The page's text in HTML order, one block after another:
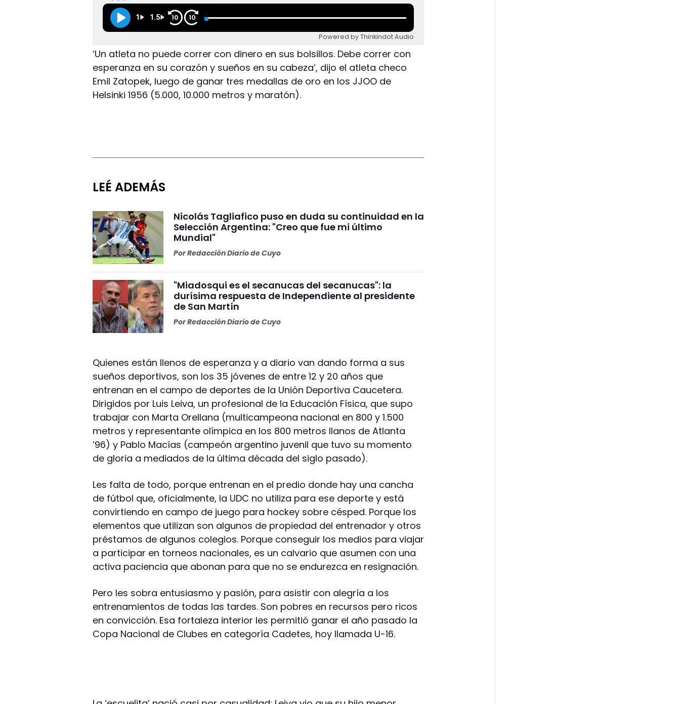
1 1.5 10 10
Powered by Thinkindot Audio
‘Un atleta no puede correr con dinero en sus bolsillos. Debe correr con
esperanza en su corazón y sueños en su cabeza’, dijo el atleta checo
Emil Zatopek, luego de ganar tres medallas de oro en los JJOO de
Helsinki 1956 (5.000, 10.000 metros y maratón).
LEÉ ADEMÁS
Nicolás Tagliafico puso en duda su continuidad en la
Selección Argentina: "Creo que fue mi último
Mundial"
PorRedacción Diario de Cuyo
"Miadosqui es el secanucas del secanucas": la
durísima respuesta de Independiente al presidente
de San Martín
PorRedacción Diario de Cuyo
Quienes están llenos de esperanza y a diario van dando forma a sus
sueños deportivos, son los 35 jóvenes de entre 12 y 20 años que
entrenan en el campo de deportes de la Unión Deportiva Caucetera.
Dirigidos por Luis Leiva, un profesional de la Educación Física, que supo
trabajar con Marta Orellana (multicampeona nacional en 800 y 1.500
metros y representante olímpica en los 800 metros llanos de Atlanta
’96) y Pablo Macías (campeón argentino juvenil que tuvo su momento
de gloria a mediados de la última década del siglo pasado).
Les falta de todo, porque entrenan en el predio donde hay una cancha
de fútbol que, oficialmente, la UDC no utiliza para ese deporte y está
convirtiendo en campo de juego para hockey sobre césped. Porque los
elementos que utilizan son algunos de propiedad del entrenador y otros
préstamos de algunos colegios. Porque conseguir los medios para viajar
a participar en torneos nacionales, es un calvario que asumen con una
activa paciencia que abonan para que no se endurezca en resignación.
Pero les sobra entusiasmo y pasión, para asistir con alegría a los
entrenamientos de todas las tardes. Son pobres en recursos pero ricos
en convicción. Esa fortaleza interior les permitió ganar el año pasado la
Copa Nacional de Clubes en categoría Cadetes, hoy llamada U-16.